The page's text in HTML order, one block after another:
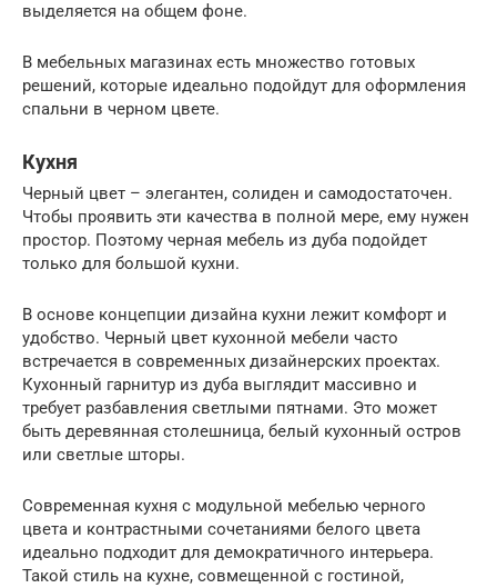
выделяется на общем фоне.
В мебельных магазинах есть множество готовых
решений, которые идеально подойдут для оформления
спальни в черном цвете.
Кухня
Черный цвет – элегантен, солиден и самодостаточен.
Чтобы проявить эти качества в полной мере, ему нужен
простор. Поэтому черная мебель из дуба подойдет
только для большой кухни.
В основе концепции дизайна кухни лежит комфорт и
удобство. Черный цвет кухонной мебели часто
встречается в современных дизайнерских проектах.
Кухонный гарнитур из дуба выглядит массивно и
требует разбавления светлыми пятнами. Это может
быть деревянная столешница, белый кухонный остров
или светлые шторы.
Современная кухня с модульной мебелью черного
цвета и контрастными сочетаниями белого цвета
идеально подходит для демократичного интерьера.
Такой стиль на кухне, совмещенной с гостиной,